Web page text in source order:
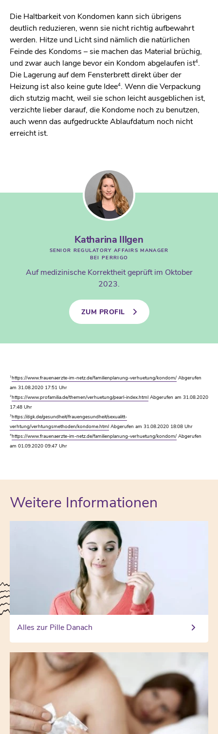
Die Haltbarkeit von Kondomen kann sich übrigens
deutlich reduzieren, wenn sie nicht richtig aufbewahrt
werden. Hitze und Licht sind nämlich die natürlichen
Feinde des Kondoms – sie machen das Material brüchig,
und zwar auch lange bevor ein Kondom abgelaufen ist4.
Die Lagerung auf dem Fensterbrett direkt über der
Heizung ist also keine gute Idee4. Wenn die Verpackung
dich stutzig macht, weil sie schon leicht ausgeblichen ist,
verzichte lieber darauf, die Kondome noch zu benutzen,
auch wenn das aufgedruckte Ablaufdatum noch nicht
erreicht ist.
Katharina Illgen
SENIOR REGULATORY AFFAIRS MANAGER
BEI PERRIGO
Auf medizinische Korrektheit geprüft im Oktober
2023.
ZUM PROFIL
1https://www.frauenaerzte-im-netz.de/familienplanung-verhuetung/kondom/ Abgerufen
am 31.08.2020 17:51 Uhr
2https://www.profamilia.de/themen/verhuetung/pearl-index.html Abgerufen am 31.08.2020
17:48 Uhr
3https://dgk.de/gesundheit/frauengesundheit/sexualitt-
verhtung/verhtungsmethoden/kondome.html Abgerufen am 31.08.2020 18:08 Uhr
4https://www.frauenaerzte-im-netz.de/familienplanung-verhuetung/kondom/ Abgerufen
am 01.09.2020 09:47 Uhr
Weitere Informationen
Alles zur Pille Danach